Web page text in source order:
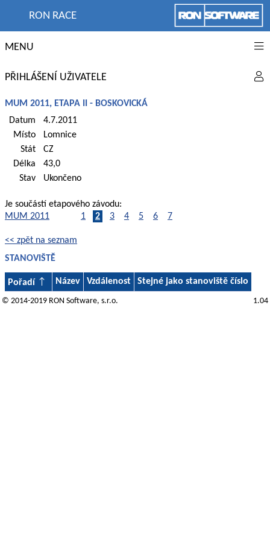
RON RACE
MENU
PŘIHLÁŠENÍ UŽIVATELE
MUM 2011, ETAPA II - BOSKOVICKÁ
Datum
4.7.2011
Místo
Lomnice
Stát
CZ
Délka
43,0
Stav
Ukončeno
Je součástí etapového závodu:
MUM 2011
1 2 3 4 5 6 7
<< zpět na seznam
STANOVIŠTĚ
Pořadí Název Vzdálenost Stejné jako stanoviště číslo
© 2014-2019 RON Software, s.r.o. 1.04